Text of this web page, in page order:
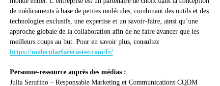
de médicaments à base de petites molécules, combinant des outils et des
technologies exclusifs, une expertise et un savoir-faire, ainsi qu’une
approche globale de la collaboration afin de ne faire avancer que les
meilleurs coups au but. Pour en savoir plus, consultez
https://molecularforecaster.com/fr/.
Personne-ressource auprès des médias :
Julia Serafino – Responsable Marketing et Communications CQDM